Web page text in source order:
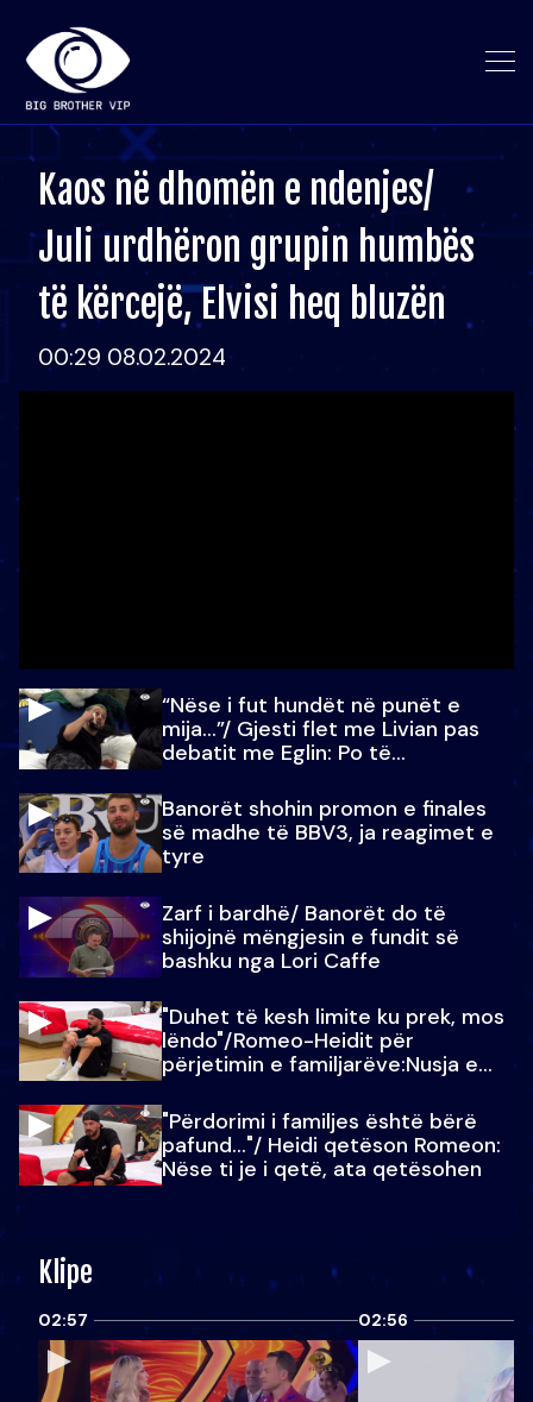
Kaos në dhomën e ndenjes/
Juli urdhëron grupin humbës
të kërcejë, Elvisi heq bluzën
00:29 08.02.2024
“Nëse i fut hundët në punët e
mija…”/ Gjesti flet me Livian pas
debatit me Eglin: Po të
Banorët shohin promon e finales
së madhe të BBV3, ja reagimet e
tyre
Zarf i bardhë/ Banorët do të
shijojnë mëngjesin e fundit së
bashku nga Lori Caffe
"Duhet të kesh limite ku prek, mos
lëndo"/Romeo-Heidit për
përjetimin e familjarëve:Nusja e
"Përdorimi i familjes është bërë
pafund…"/ Heidi qetëson Romeon:
Nëse ti je i qetë, ata qetësohen
Klipe
02:57 02:56